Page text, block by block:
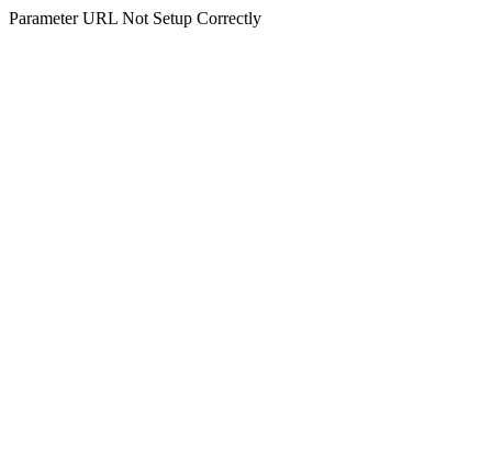
Parameter URL Not Setup Correctly